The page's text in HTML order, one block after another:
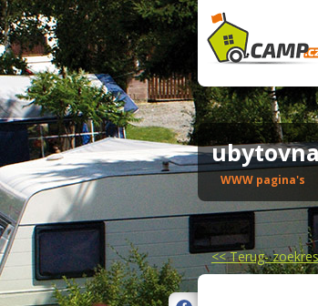
WWW pagina's
<<Terug-